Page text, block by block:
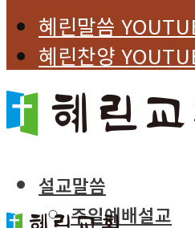
혜린말씀
혜린찬양
설교말씀
주일예배설교